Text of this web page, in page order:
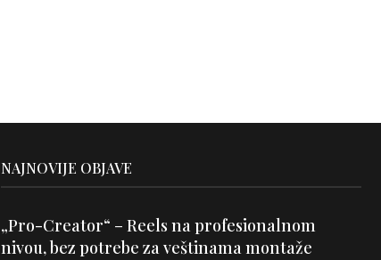
NAJNOVIJE OBJAVE
„Pro-Creator“ – Reels na profesionalnom
nivou, bez potrebe za veštinama montaže